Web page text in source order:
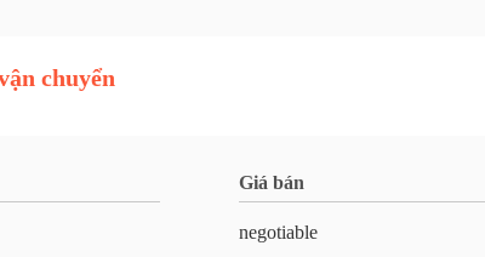
chuyển
Giá bán
negotiable